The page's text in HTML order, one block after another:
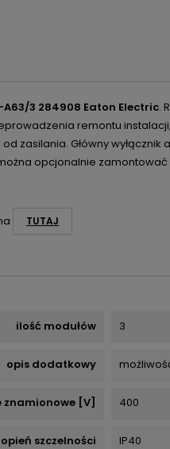
A63/3 284908 Eaton Electric.
remontu
zasilania. Główny
opcjonalnie
TUTAJ
ilość modułów 3
opis dodatkowy
znamionowe [V] 400
szczelności IP40